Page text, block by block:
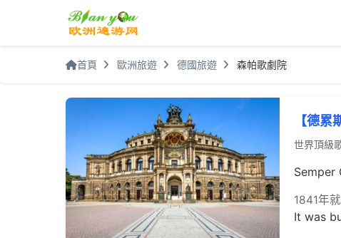
首頁 歐洲旅遊 德國旅遊 森帕歌劇院
【德累
世界頂級
Semper
1841年
It was